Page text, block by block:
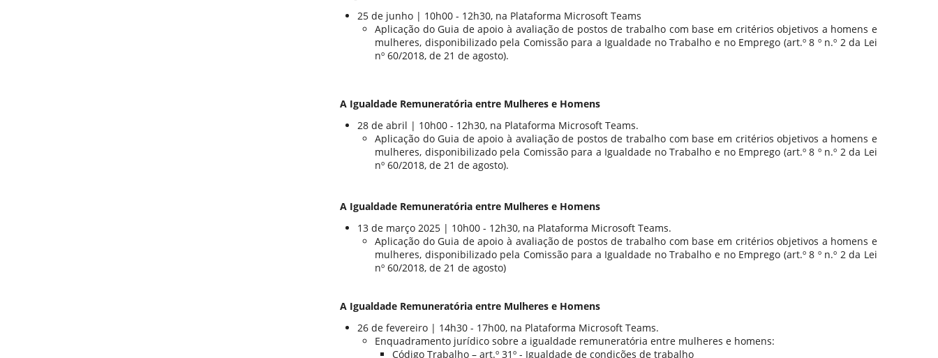
25 de junho | 10h00 - 12h30, na Plataforma Microsoft Teams
Aplicação do Guia de apoio à avaliação de postos de trabalho com base em critérios objetivos a homens e
mulheres, disponibilizado pela Comissão para a Igualdade no Trabalho e no Emprego (art.º 8 º n.º 2 da Lei
nº 60/2018, de 21 de agosto).
A Igualdade Remuneratória entre Mulheres e Homens
28 de abril | 10h00 - 12h30, na Plataforma Microsoft Teams.
Aplicação do Guia de apoio à avaliação de postos de trabalho com base em critérios objetivos a homens e
mulheres, disponibilizado pela Comissão para a Igualdade no Trabalho e no Emprego (art.º 8 º n.º 2 da Lei
nº 60/2018, de 21 de agosto).
A Igualdade Remuneratória entre Mulheres e Homens
13 de março 2025 | 10h00 - 12h30, na Plataforma Microsoft Teams.
Aplicação do Guia de apoio à avaliação de postos de trabalho com base em critérios objetivos a homens e
mulheres, disponibilizado pela Comissão para a Igualdade no Trabalho e no Emprego (art.º 8 º n.º 2 da Lei
nº 60/2018, de 21 de agosto)
A Igualdade Remuneratória entre Mulheres e Homens
26 de fevereiro | 14h30 - 17h00, na Plataforma Microsoft Teams.
Enquadramento jurídico sobre a igualdade remuneratória entre mulheres e homens:
Código Trabalho – art.º 31º - Igualdade de condições de trabalho